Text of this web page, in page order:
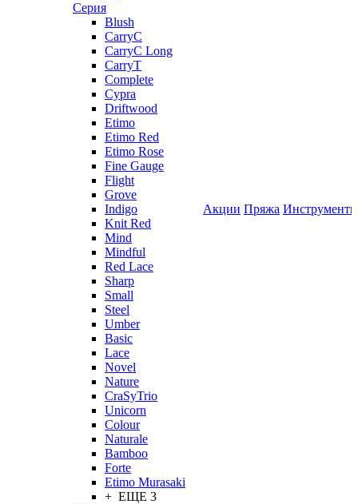
Серия
Blush
CarryC
CarryC Long
CarryT
Complete
Cypra
Driftwood
Etimo
Etimo Red
Etimo Rose
Fine Gauge
Flight
Grove
Indigo
Knit Red
Mind
Mindful
Red Lace
Sharp
Small
Steel
Umber
Basic
Lace
Novel
Nature
CraSyTrio
Unicorn
Colour
Naturale
Bamboo
Forte
Etimo Murasaki
+ ЕЩЕ 3
Акции Пряжа Инструменты